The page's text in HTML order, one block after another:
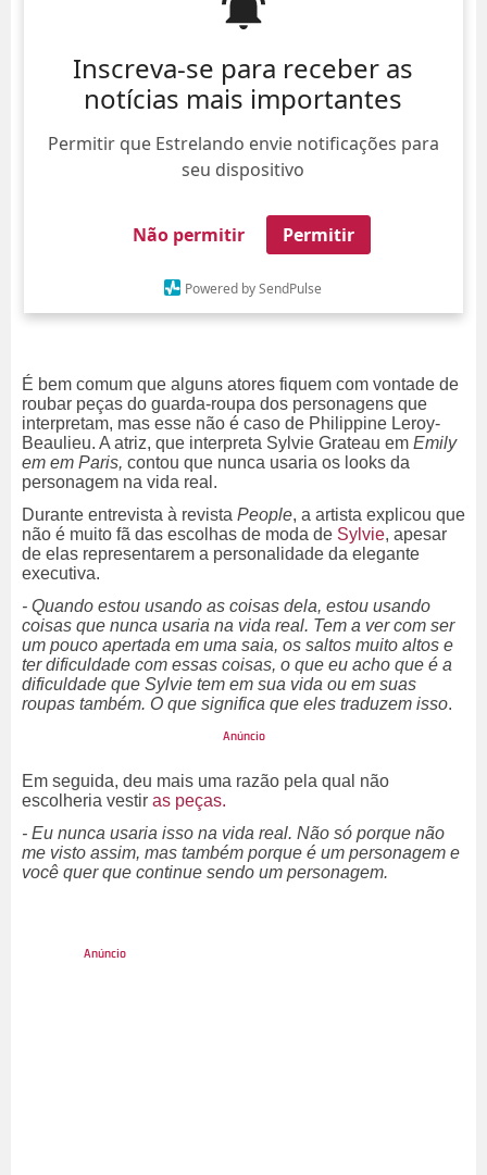
Inscreva-se para receber as
notícias mais importantes
Permitir que Estrelando envie notificações para
seu dispositivo
Não permitir Permitir
Powered by SendPulse
06/Ago/
É bem comum que alguns atores fiquem com vontade de
roubar peças do guarda-roupa dos personagens que
interpretam, mas esse não é caso de Philippine Leroy-
Beaulieu. A atriz, que interpreta Sylvie Grateau em Emily
em em Paris, contou que nunca usaria os looks da
personagem na vida real.
Durante entrevista à revista People, a artista explicou que
não é muito fã das escolhas de moda de Sylvie, apesar
de elas representarem a personalidade da elegante
executiva.
- Quando estou usando as coisas dela, estou usando
coisas que nunca usaria na vida real. Tem a ver com ser
um pouco apertada em uma saia, os saltos muito altos e
ter dificuldade com essas coisas, o que eu acho que é a
dificuldade que Sylvie tem em sua vida ou em suas
roupas também. O que significa que eles traduzem isso.
Em seguida, deu mais uma razão pela qual não
escolheria vestir as peças.
- Eu nunca usaria isso na vida real. Não só porque não
me visto assim, mas também porque é um personagem e
você quer que continue sendo um personagem.